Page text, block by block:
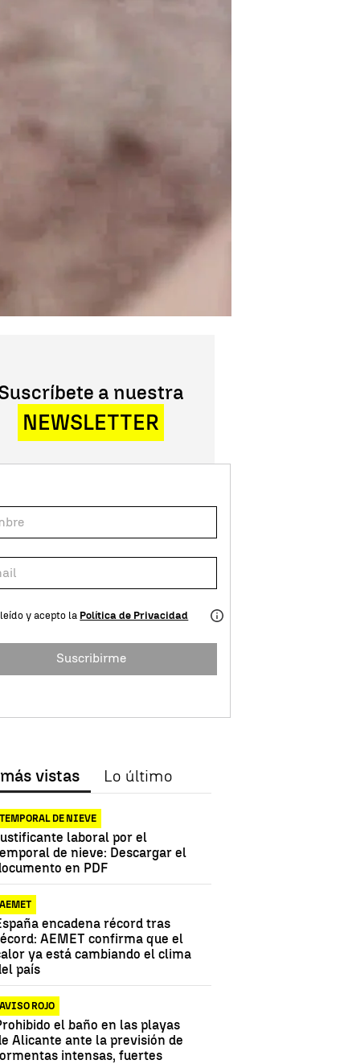
a nuestra
NEWSLETTER
y acepto la Política de Privacidad
Suscribirme
vistas Lo último
TEMPORAL DE NIEVE
laboral por el
de nieve: Descargar el
en PDF
AEMET
encadena récord tras
AEMET confirma que el
ya está cambiando el clima
país
AVISO ROJO
el baño en las playas
Alicante ante la previsión de
intensas, fuertes